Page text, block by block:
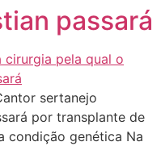
passará
sertanejo
por transplante de
condição genética Na